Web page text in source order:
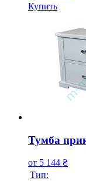
Купить
Тумба
от 5 144 ₴
Тип: